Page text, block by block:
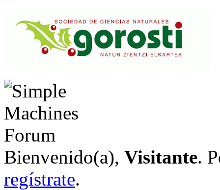
Bienvenido(a), Visitante.
regístrate.